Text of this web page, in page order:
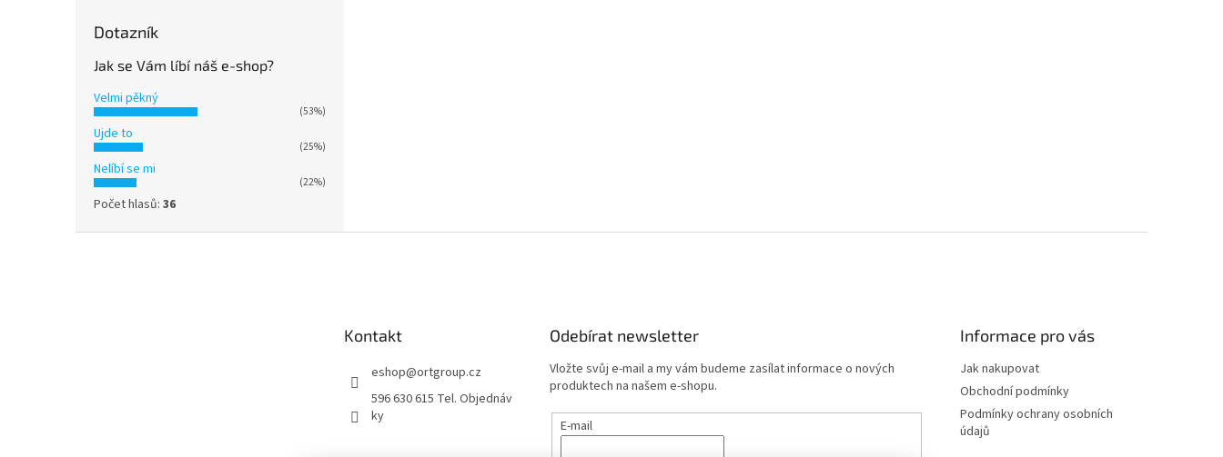
Dotazník
Jak se Vám líbí náš e-shop?
Velmi pěkný
(53%)
Ujde to
(25%)
Nelíbí se mi
(22%)
Počet hlasů: 36
Kontakt
eshop@ortgroup.cz
596 630 615 Tel. Objednáv
ky
Odebírat newsletter
Vložte svůj e-mail a my vám budeme zasílat informace o nových
produktech na našem e-shopu.
E-mail
Informace pro vás
Jak nakupovat
Obchodní podmínky
Podmínky ochrany osobních
údajů